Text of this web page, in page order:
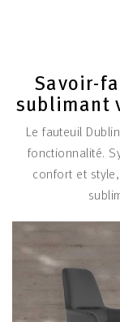
Savoir-
sublimant
Le fauteuil
fonctionnalité.
confort et